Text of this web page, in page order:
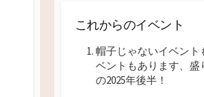
これからのイベント
帽子じゃないイベント
ベントもあります、盛
の2025年後半！